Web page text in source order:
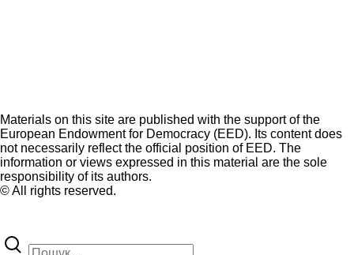
Materials on this site are published with the support of the
European Endowment for Democracy (EED). Its content does
not necessarily reflect the official position of EED. The
information or views expressed in this material are the sole
responsibility of its authors.
© All rights reserved.